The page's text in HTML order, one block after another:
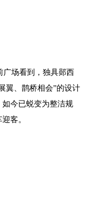
广场看到，独具郧西
翼、鹊桥相会”的设计
今已蜕变为整洁规
客。